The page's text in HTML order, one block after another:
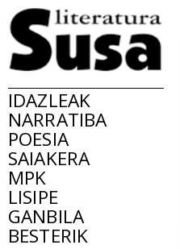
IDAZLEAK
NARRATIBA
POESIA
SAIAKERA
MPK
LISIPE
GANBILA
BESTERIK